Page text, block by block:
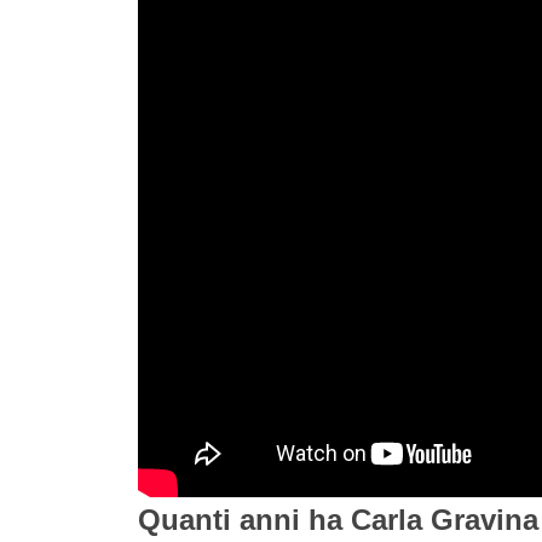
Quanti anni ha Carla